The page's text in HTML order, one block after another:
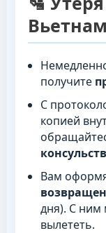
получите
С
копией
Вам
дня). С ним
вылететь.